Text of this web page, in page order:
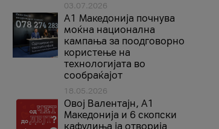
03.07.2026
A1 Македонија почнува
моќна национална
кампања за поодговорно
користење на
технологијата во
сообраќајот
18.05.2026
Овој Валентајн, A1
Македонија и 6 скопски
кафулиња ја отворија